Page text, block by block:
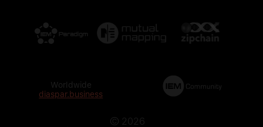
Worldwide
diaspar.business
© 2026